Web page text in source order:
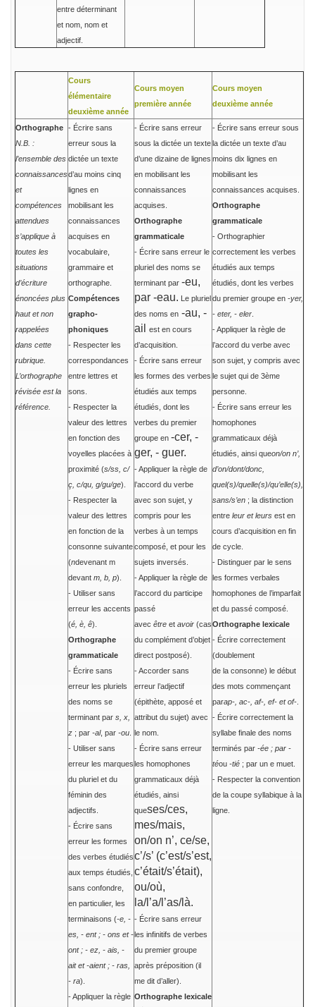
entre déterminant
et nom, nom et
adjectif.
Cours
élémentaire
deuxième année
Cours moyen
première année
Cours moyen
deuxième année
Orthographe
N.B. :
l’ensemble des
connaissances
et
compétences
attendues
s’applique à
toutes les
situations
d’écriture
énoncées plus
haut et non
rappelées
dans cette
rubrique.
L’orthographe
révisée est la
référence.
- Écrire sans
erreur sous la
dictée un texte
d’au moins cinq
lignes en
mobilisant les
connaissances
acquises en
vocabulaire,
grammaire et
orthographe.
Compétences
grapho-
phoniques
- Respecter les
correspondances
entre lettres et
sons.
- Respecter la
valeur des lettres
en fonction des
voyelles placées à
proximité (s/ss, c/
ç, c/qu, g/gu/ge).
- Respecter la
valeur des lettres
en fonction de la
consonne suivante
(ndevenant m
devant m, b, p).
- Utiliser sans
erreur les accents
(é, è, ê).
Orthographe
grammaticale
- Écrire sans
erreur les pluriels
des noms se
terminant par s, x,
z ; par -al, par -ou
- Utiliser sans
erreur les marques
du pluriel et du
féminin des
adjectifs.
- Écrire sans
erreur les formes
des verbes étudiés
aux temps étudiés,
sans confondre,
en particulier, les
terminaisons (-e, -
es, - ent ; - ons et -
ont ; - ez, - ais, -
ait et -aient ; - ras,
- ra).
- Appliquer la règle
- Écrire sans erreur
sous la dictée un texte
d’une dizaine de lignes
en mobilisant les
connaissances
acquises.
Orthographe
grammaticale
- Écrire sans erreur le
pluriel des noms se
terminant par -eu,
par -eau. Le pluriel
des noms en -au, -
ail
est en cours
d’acquisition.
- Écrire sans erreur
les formes des verbes
étudiés aux temps
étudiés, dont les
verbes du premier
groupe en -cer, -
ger, - guer.
- Appliquer la règle de
l’accord du verbe
avec son sujet, y
compris pour les
verbes à un temps
composé, et pour les
sujets inversés.
- Appliquer la règle de
l’accord du participe
passé
avec être et avoir (cas
du complément d’objet
direct postposé).
- Accorder sans
erreur l’adjectif
(épithète, apposé et
attribut du sujet) avec
le nom.
- Écrire sans erreur
les homophones
grammaticaux déjà
étudiés, ainsi
queses/ces,
mes/mais,
on/on n’, ce/se,
c’/s’ (c’est/s’est,
c’était/s’était),
ou/où,
la/l’a/l’as/là.
- Écrire sans erreur
les infinitifs de verbes
du premier groupe
après préposition (il
me dit d’aller).
Orthographe lexicale
- Écrire sans erreur sous
la dictée un texte d’au
moins dix lignes en
mobilisant les
connaissances acquises.
Orthographe
grammaticale
- Orthographier
correctement les verbes
étudiés aux temps
étudiés, dont les verbes
du premier groupe en -yer,
- eter, - eler
- Appliquer la règle de
l’accord du verbe avec
son sujet, y compris avec
le sujet qui de 3ème
personne.
- Écrire sans erreur les
homophones
grammaticaux déjà
étudiés, ainsi queon/on n’,
d’on/dont/donc,
quel(s)/quelle(s)/qu’elle(s),
sans/s’en ; la distinction
entre leur et leurs est en
cours d’acquisition en fin
de cycle.
- Distinguer par le sens
les formes verbales
homophones de l’imparfait
et du passé composé.
Orthographe lexicale
- Écrire correctement
(doublement
de la consonne) le début
des mots commençant
parap-, ac-, af-, ef- et of-
- Écrire correctement la
syllabe finale des noms
terminés par -ée ; par -
téou -tié ; par un e muet.
- Respecter la convention
de la coupe syllabique à la
ligne.